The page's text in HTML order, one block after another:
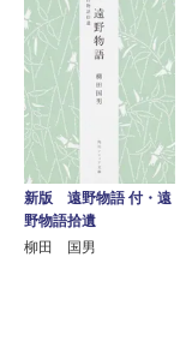
新版 遠野物語 付・遠
野物語拾遺
柳田 国男